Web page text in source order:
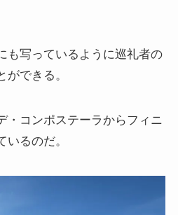
も写っているように巡礼者の
できる。
・コンポステーラからフィニ
るのだ。